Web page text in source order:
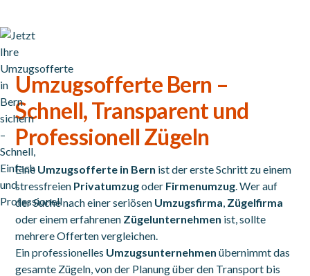
Umzugsofferte Bern –
Schnell, Transparent und
Professionell Zügeln
Eine Umzugsofferte in Bern ist der erste Schritt zu einem
stressfreien Privatumzugoder Firmenumzug . Wer auf
der Suche nach einer seriösen Umzugsfirma Zügelfirma
oder einem erfahrenen Zügelunternehmen ist, sollte
mehrere Offerten vergleichen.
Ein professionelles Umzugsunternehmen übernimmt das
gesamte Zügeln, von der Planung über den Transport bis